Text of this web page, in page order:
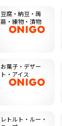
豆腐・納豆・蒟
蒻・練物・漬物
お菓子・デザー
ト・アイス
レトルト・ルー・